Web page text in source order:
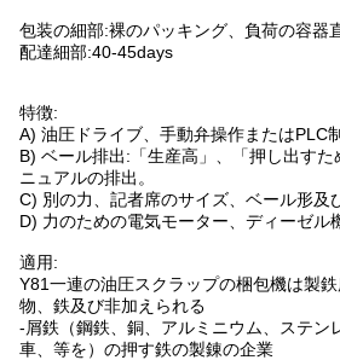
包装の細部:裸のパッキング、負荷の容器
配達細部:40-45days
特徴:
A) 油圧ドライブ、手動弁操作またはPLC
B) ベール排出:「生産高」、「押し出す
ニュアルの排出。
C) 別の力、記者席のサイズ、ベール形及
D) 力のための電気モーター、ディーゼル
適用:
Y81一連の油圧スクラップの梱包機は製
物、鉄及び非加えられる
-屑鉄（鋼鉄、銅、アルミニウム、ステン
車、等を）の押す鉄の製錬の企業